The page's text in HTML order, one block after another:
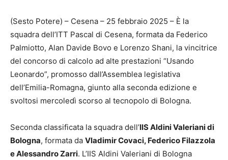
(Sesto Potere) – Cesena – 25 febbraio 2025 – È la
squadra dell’ITT Pascal di Cesena, formata da Federico
Palmiotto, Alan Davide Bovo e Lorenzo Shani, la vincitrice
del concorso di calcolo ad alte prestazioni “Usando
Leonardo”, promosso dall’Assemblea legislativa
dell’Emilia-Romagna, giunto alla seconda edizione e
svoltosi mercoledì scorso al tecnopolo di Bologna.
Seconda classificata la squadra dell’IIS Aldini Valeriani di
Bologna, formata da Vladimir Covaci, Federico Filazzola
e Alessandro Zarri. L’IIS Aldini Valeriani di Bologna